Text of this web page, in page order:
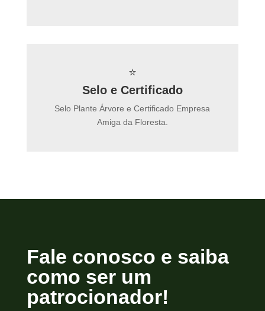
⭐
Selo e Certificado
Selo Plante Árvore e Certificado Empresa
Amiga da Floresta.
Fale conosco e saiba
como ser um
patrocionador!